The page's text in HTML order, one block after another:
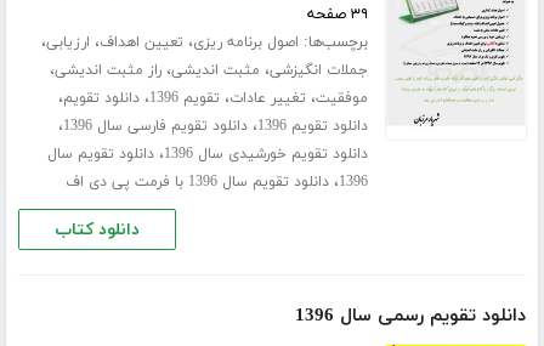
۳۹ صفحه
برچسب‌ها: اصول برنامه ریزی، تعیین اهداف، ارزیابی،
جملات انگیزشی، مثبت اندیشی،راز مثبت اندیشی،
موفقیت، تغییر عادات، تقویم 1396 ،دانلود تقویم،
دانلود تقویم 1396 ،دانلود تقویم فارسی سال 1396 ،
دانلود تقویم خورشیدی سال 1396 ،دانلود تقویم سال
1396،دانلود تقویم سال 1396 با فرمت پی دی اف
دانلود کتاب
دانلود تقویم رسمی سال 1396